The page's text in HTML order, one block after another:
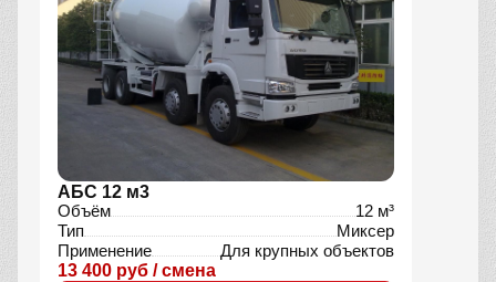
АБС 12 м3
Объём
12 м³
Тип
Миксер
Применение
Для крупных объектов
13 400 руб / смена